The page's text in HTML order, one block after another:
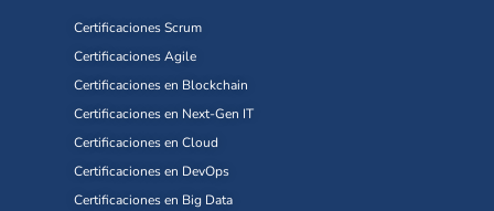
Certificaciones Scrum
Certificaciones Agile
Certificaciones en Blockchain
Certificaciones en Next-Gen IT
Certificaciones en Cloud
Certificaciones en DevOps
Certificaciones en Big Data